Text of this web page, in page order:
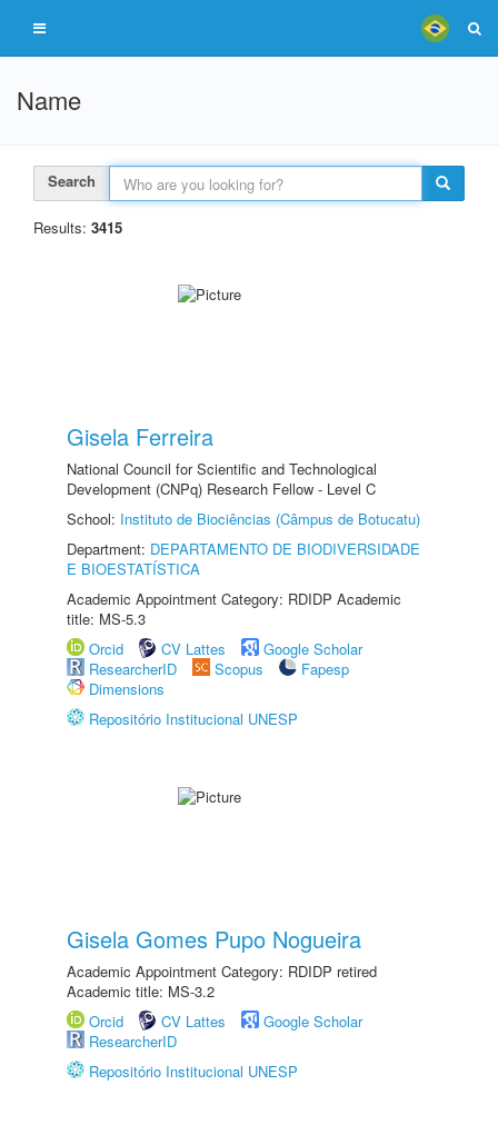
Name
Search
Results: 3415
Gisela Ferreira
National Council for Scientific and Technological
Development (CNPq) Research Fellow - Level C
School: Instituto de Biociências (Câmpus de Botucatu)
Department: DEPARTAMENTO DE BIODIVERSIDADE
E BIOESTATÍSTICA
Academic Appointment Category: RDIDP Academic
title: MS-5.3
Orcid
CV Lattes
Google Scholar
ResearcherID
Scopus
Fapesp
Dimensions
Repositório Institucional UNESP
Gisela Gomes Pupo Nogueira
Academic Appointment Category: RDIDP retired
Academic title: MS-3.2
Orcid
CV Lattes
Google Scholar
ResearcherID
Repositório Institucional UNESP